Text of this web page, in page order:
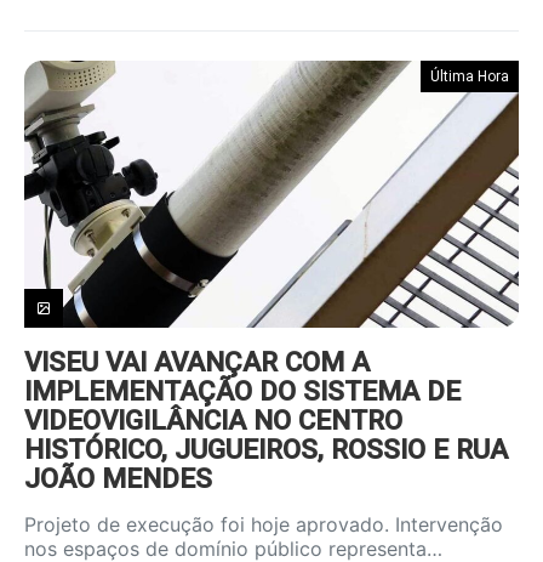
Última Hora
VISEU VAI AVANÇAR COM A
IMPLEMENTAÇÃO DO SISTEMA DE
VIDEOVIGILÂNCIA NO CENTRO
HISTÓRICO, JUGUEIROS, ROSSIO E RUA
JOÃO MENDES
Projeto de execução foi hoje aprovado. Intervenção
nos espaços de domínio público representa…